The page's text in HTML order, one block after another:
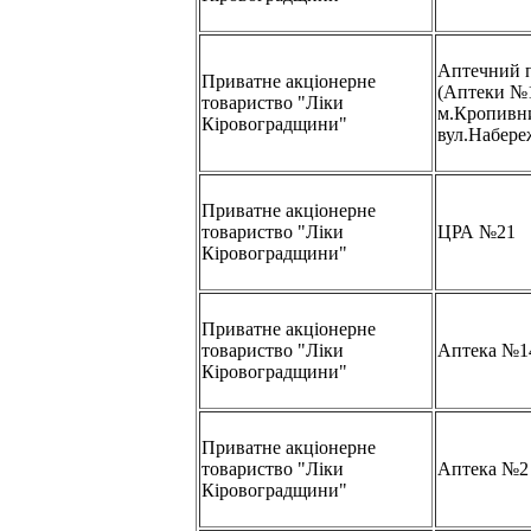
Приватне акціонерне
товариство "Ліки
Кіровоградщини"
Аптечний
(Аптеки
Приватне акціонерне
товариство "Ліки
Кіровоградщини"
ЦРА №21
Приватне акціонерне
товариство "Ліки
Кіровоградщини"
Аптека
Приватне акціонерне
товариство "Ліки
Кіровоградщини"
Аптека №2